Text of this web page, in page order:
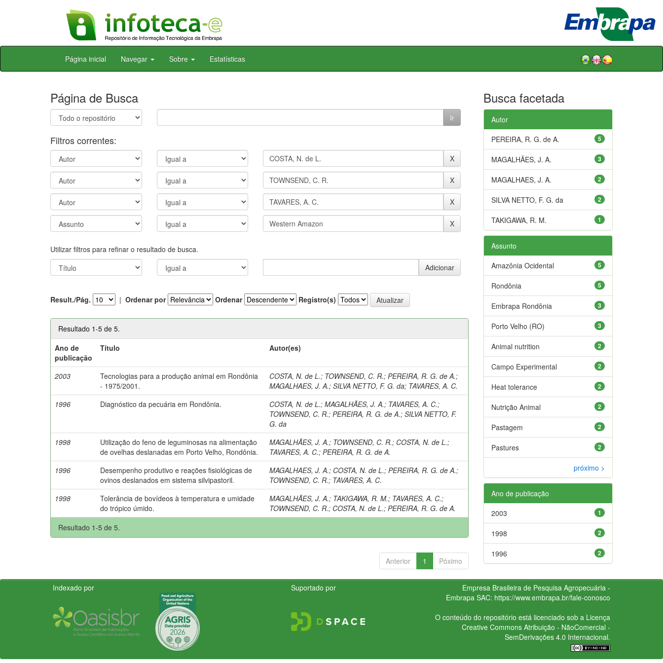
Skip
Página inicial Navegar Sobre Estatísticas
Página de Busca
Filtros correntes:
Utilizar filtros para refinar o resultado de busca.
Result./Pág. | Ordenar por Ordenar Registro(s)
Resultado 1-5 de 5.
Ano de
publicação
Título Autor(es)
2003
Tecnologias para a produção animal em Rondônia
- 1975/2001.
COSTA, N. de L.; TOWNSEND, C. R.;PEREIRA, R. G. de A.;
MAGALHAES, J. A.;SILVA NETTO, F. G. da; TAVARES, A. C.
1996
Diagnóstico da pecuária em Rondônia. COSTA, N. de L.;MAGALHÃES, J. A.; TAVARES, A. C.;
TOWNSEND, C. R.;PEREIRA, R. G. de A.;SILVA NETTO, F.
G. da
1998
Utilização do feno de leguminosas na alimentação
de ovelhas deslanadas em Porto Velho, Rondônia.
MAGALHÃES, J. A.; TOWNSEND, C. R.; COSTA, N. de L.;
TAVARES, A. C.;PEREIRA, R. G. de A.
1996
Desempenho produtivo e reações fisiológicas de
ovinos deslanados em sistema silvipastoril.
MAGALHAES, J. A.; COSTA, N. de L.;PEREIRA, R. G. de A.;
TOWNSEND, C. R.; TAVARES, A. C.
1998
Tolerância de bovídeos à temperatura e umidade
do trópico úmido.
MAGALHÃES, J. A.; TAKIGAWA, R. M.; TAVARES, A. C.;
TOWNSEND, C. R.; COSTA, N. de L.;PEREIRA, R. G. de A.
Resultado 1-5 de 5.
Anterior 1 Póximo
Busca facetada
Autor
5
PEREIRA, R. G. de A.
3
MAGALHÃES, J. A.
2
MAGALHAES, J. A.
2
SILVA NETTO, F. G. da
1
TAKIGAWA, R. M.
Assunto
5
Amazônia Ocidental
5
Rondônia
3
Embrapa Rondônia
3
Porto Velho (RO)
2
Animal nutrition
2
Campo Experimental
2
Heat tolerance
2
Nutrição Animal
2
Pastagem
2
Pastures
próximo >
Ano de publicação
1
2003
2
1998
2
1996
Indexado por Suportado por
Empresa Brasileira de Pesquisa Agropecuária -
Embrapa SAC: https://www.embrapa.br/fale-conosco
O conteúdo do repositório está licenciado sob a Licença
Creative CommonsAtribuição - NãoComercial -
SemDerivações 4.0 Internacional.